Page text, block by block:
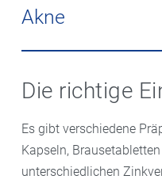
oder schlechten
Immunsystems. Wird
Reaktionen sich
kann zusätzlich zur
Akne
Wenn die üblicheAkne-
hemmt indirekt die
entzündungshemmend
Symptome verringern.
Die richtige
Es gibt verschiedene
Kapseln,
unterschiedlichen